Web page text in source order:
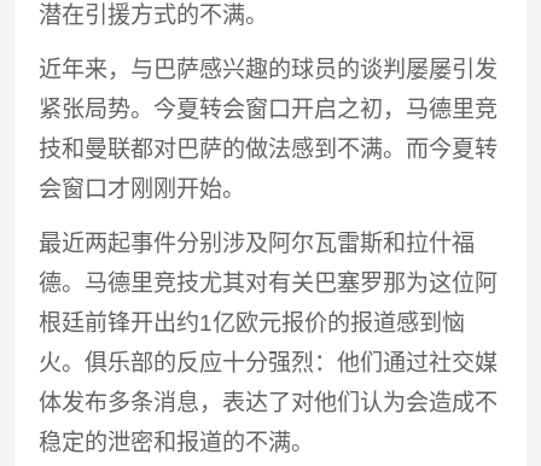
潜在引援方式的不满。
近年来，与巴萨感兴趣的球员的谈判屡屡引发
紧张局势。今夏转会窗口开启之初，马德里竞
技和曼联都对巴萨的做法感到不满。而今夏转
会窗口才刚刚开始。
最近两起事件分别涉及阿尔瓦雷斯和拉什福
德。马德里竞技尤其对有关巴塞罗那为这位阿
根廷前锋开出约1亿欧元报价的报道感到恼
火。俱乐部的反应十分强烈：他们通过社交媒
体发布多条消息，表达了对他们认为会造成不
稳定的泄密和报道的不满。